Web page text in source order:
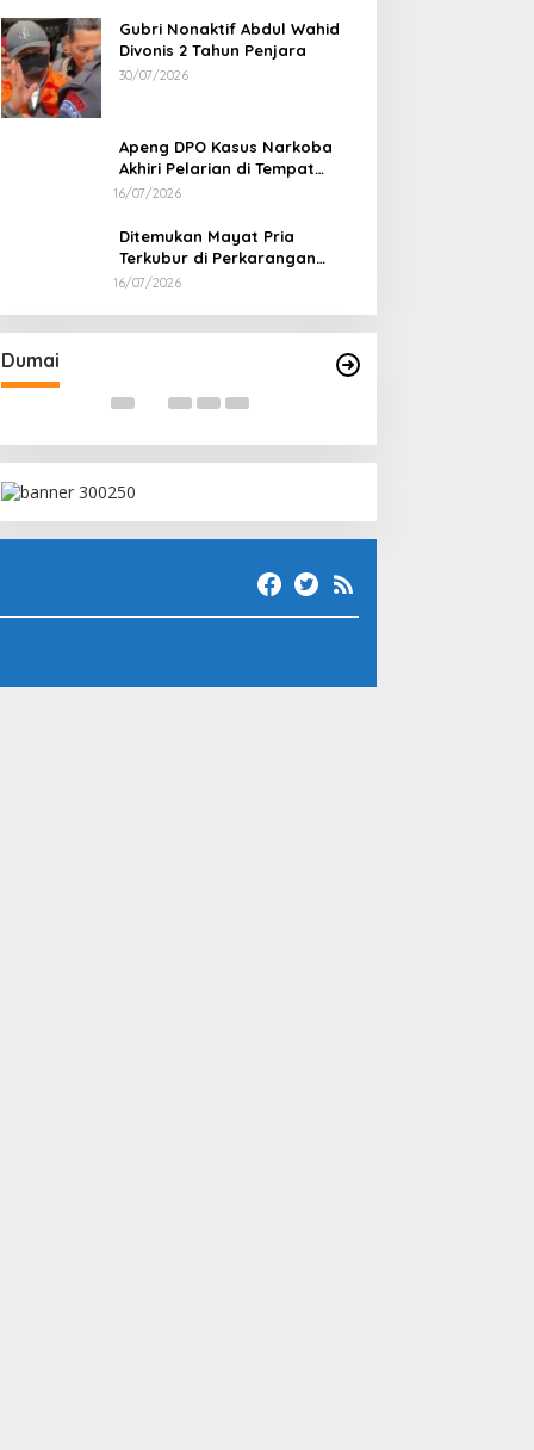
Gubri Nonaktif Abdul Wahid
Divonis 2 Tahun Penjara
30/07/2026
Apeng DPO Kasus Narkoba
Akhiri Pelarian di Tempat
Persembunyiannya di Kampar
16/07/2026
Ditemukan Mayat Pria
Terkubur di Perkarangan
Rumah
16/07/2026
Dumai
Nota Kesepakatan Tempat
Pelaksanaan Pidana Kerja Sosial
Di Dumai
Kejari Periksa